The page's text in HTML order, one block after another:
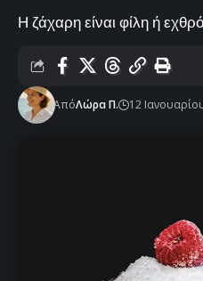
Η ζάχαρη είναι φίλη ή
ΑπόΛώρα Π. 12